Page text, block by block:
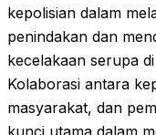
kepolisian dalam
penindakan dan
kecelakaan serupa
Kolaborasi antara
masyarakat, dan